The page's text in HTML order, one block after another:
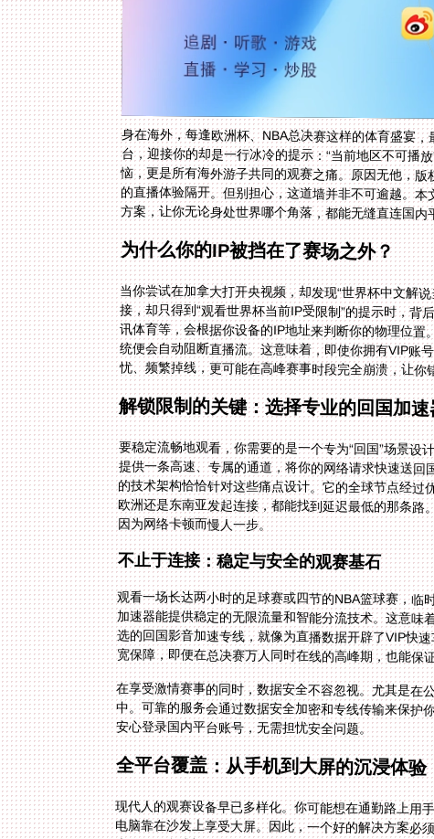
身在海外，每逢欧洲杯、NBA总决赛这样的体育盛宴
台，迎接你的却是一行冰冷的提示：“当前地区不可播
恼，更是所有海外游子共同的观赛之痛。原因无他，
的直播体验隔开。但别担心，这道墙并非不可逾越。
方案，让你无论身处世界哪个角落，都能无缝直连国
为什么你的IP被挡在了赛场之外？
当你尝试在加拿大打开央视频，却发现“世界杯中文解
接，却只得到“观看世界杯当前IP受限制”的提示时，背
讯体育等，会根据你设备的IP地址来判断你的物理位置
统便会自动阻断直播流。这意味着，即使你拥有VIP账
忧、频繁掉线，更可能在高峰赛事时段完全崩溃，让你
解锁限制的关键：选择专业的回国加速
要稳定流畅地观看，你需要的是一个专为“回国”场景
提供一条高速、专属的通道，将你的网络请求快速送回
的技术架构恰恰针对这些痛点设计。它的全球节点经
欧洲还是东南亚发起连接，都能找到延迟最低的那条
因为网络卡顿而慢人一步。
不止于连接：稳定与安全的观赛基石
观看一场长达两小时的足球赛或四节的NBA篮球赛，
加速器能提供稳定的无限流量和智能分流技术。这意
选的回国影音加速专线，就像为直播数据开辟了VIP快
宽保障，即便在总决赛万人同时在线的高峰期，也能保
在享受激情赛事的同时，数据安全不容忽视。尤其是
中。可靠的服务会通过数据安全加密和专线传输来保
安心登录国内平台账号，无需担忧安全问题。
全平台覆盖：从手机到大屏的沉浸体验
现代人的观赛设备早已多样化。你可能想在通勤路上用
电脑靠在沙发上享受大屏。因此，一个好的解决方案
本、mac台式机，都应该能够轻松安装和使用。更贴心
登录同一个账号，实现无缝切换。你在办公室用电脑看